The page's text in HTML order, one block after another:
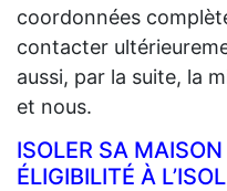
coordonnées
contacter
aussi, par la suite, la
et nous.
ISOLER SA
ÉLIGIBILITÉ À